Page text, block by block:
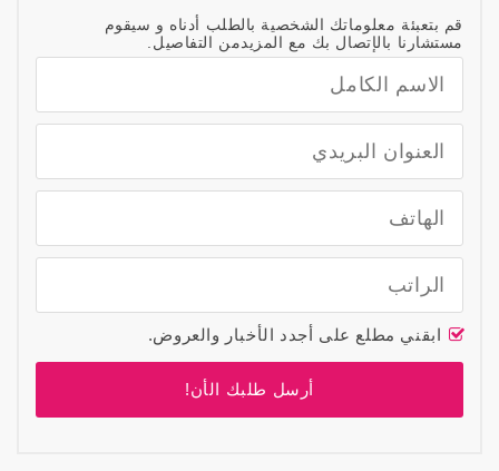
قم بتعبئة معلوماتك الشخصية بالطلب أدناه و سيقوم
مستشارنا بالإتصال بك مع المزيدمن التفاصيل.
ابقني مطلع على أجدد الأخبار والعروض.
أرسل طلبك الأن!